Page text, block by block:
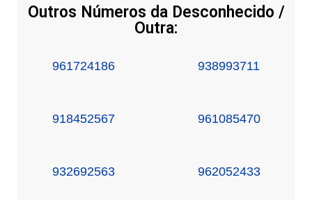
Outros Números da Desconhecido /
Outra:
961724186 938993711
918452567 961085470
932692563 962052433